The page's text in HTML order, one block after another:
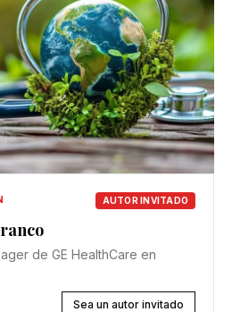
AUTOR INVITADO
de GE HealthCare en
Sea un autor invitado